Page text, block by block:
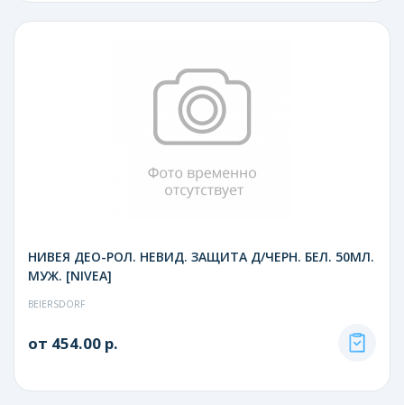
НИВЕЯ ДЕО-РОЛ. НЕВИД. ЗАЩИТА Д/ЧЕРН. БЕЛ. 50МЛ.
МУЖ. [NIVEA]
BEIERSDORF
от 454.00 р.